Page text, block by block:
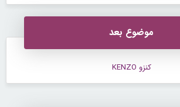
موضوع بعد
کنزو KENZO